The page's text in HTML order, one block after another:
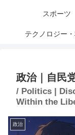
スポーツ
テクノロジー
政治｜自民
/ Politics |
Within the
政治